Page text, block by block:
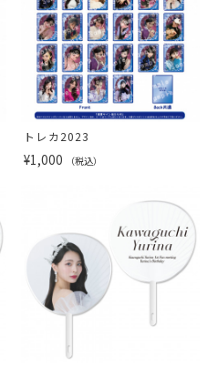
トレカ2023
¥1,000 （税込）